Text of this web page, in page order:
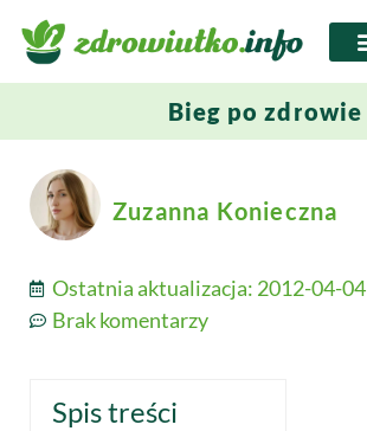
Bieg po zdrowie
Zuzanna Konieczna
Ostatnia aktualizacja: 2012-04-04
Brak komentarzy
Spis treści